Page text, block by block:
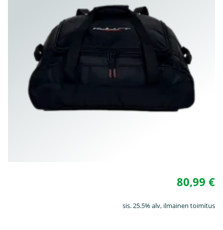
80,99 €
sis. 25.5% alv, ilmainen toimitus